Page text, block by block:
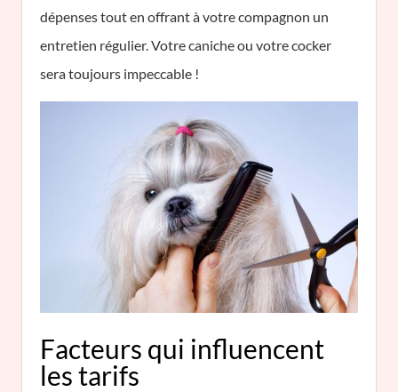
dépenses tout en offrant à votre compagnon un
entretien régulier. Votre caniche ou votre cocker
sera toujours impeccable !
Facteurs qui influencent
les tarifs